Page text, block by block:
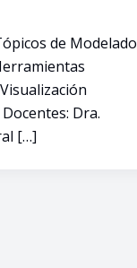
de Modelado
Dra.
[…]